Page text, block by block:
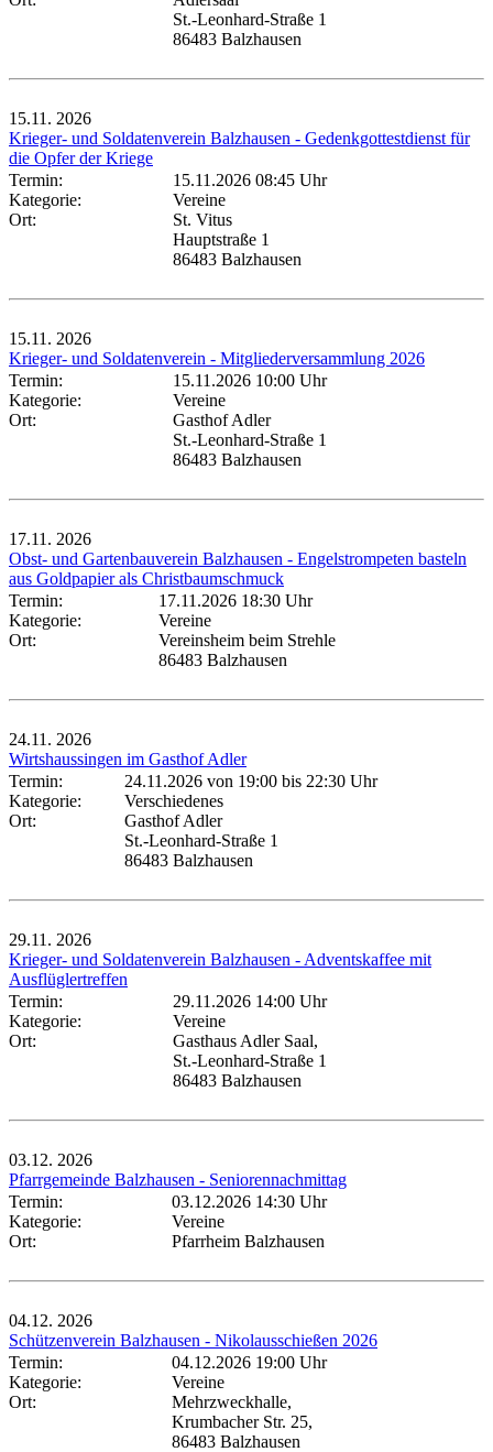
St.-Leonhard-Straße 1
86483 Balzhausen
15.11. 2026
Krieger- und Soldatenverein Balzhausen - Gedenkgottestdienst für
die Opfer der Kriege
Termin:
15.11.2026 08:45 Uhr
Kategorie:
Vereine
Ort:
St. Vitus
Hauptstraße 1
86483 Balzhausen
15.11. 2026
Krieger- und Soldatenverein - Mitgliederversammlung 2026
Termin:
15.11.2026 10:00 Uhr
Kategorie:
Vereine
Ort:
Gasthof Adler
St.-Leonhard-Straße 1
86483 Balzhausen
17.11. 2026
Obst- und Gartenbauverein Balzhausen - Engelstrompeten basteln
aus Goldpapier als Christbaumschmuck
Termin:
17.11.2026 18:30 Uhr
Kategorie:
Vereine
Ort:
Vereinsheim beim Strehle
86483 Balzhausen
24.11. 2026
Wirtshaussingen im Gasthof Adler
Termin:
24.11.2026 von 19:00 bis 22:30 Uhr
Kategorie:
Verschiedenes
Ort:
Gasthof Adler
St.-Leonhard-Straße 1
86483 Balzhausen
29.11. 2026
Krieger- und Soldatenverein Balzhausen - Adventskaffee mit
Ausflüglertreffen
Termin:
29.11.2026 14:00 Uhr
Kategorie:
Vereine
Ort:
Gasthaus Adler Saal,
St.-Leonhard-Straße 1
86483 Balzhausen
03.12. 2026
Pfarrgemeinde Balzhausen - Seniorennachmittag
Termin:
03.12.2026 14:30 Uhr
Kategorie:
Vereine
Ort:
Pfarrheim Balzhausen
04.12. 2026
Schützenverein Balzhausen - Nikolausschießen 2026
Termin:
04.12.2026 19:00 Uhr
Kategorie:
Vereine
Ort:
Mehrzweckhalle,
Krumbacher Str. 25,
86483 Balzhausen